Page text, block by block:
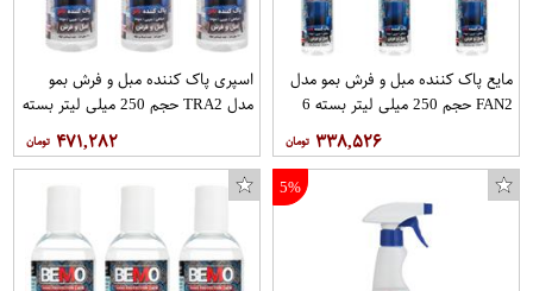
مایع پاک کننده مبل و فرش بمو مدل
FAN2 حجم 250 میلی لیتر بسته 6
۳۳۸,۵۲۶
اسپری پاک کننده مبل و فرش بمو
مدل TRA2 حجم 250 میلی لیتر بسته
۴۷۱,۲۸۲
5%